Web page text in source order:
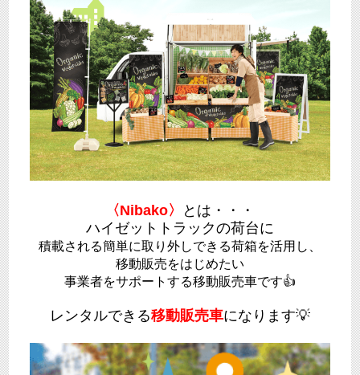
〈Nibako〉
とは・・・
ハイゼットトラックの荷台に
積載される簡単に取り外しできる荷箱を活用し、
移動販売をはじめたい
事業者をサポートする移動販売車です👍
レンタルできる移動販売車になります💡